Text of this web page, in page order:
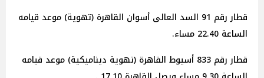
قطار رقم 91 السد العالى أسوان القاهرة (تهوية) موعد قيامه
الساعة 22.40 مساء.
قطار رقم 833 أسيوط القاهرة (تهوية ديناميكية) موعد قيامه